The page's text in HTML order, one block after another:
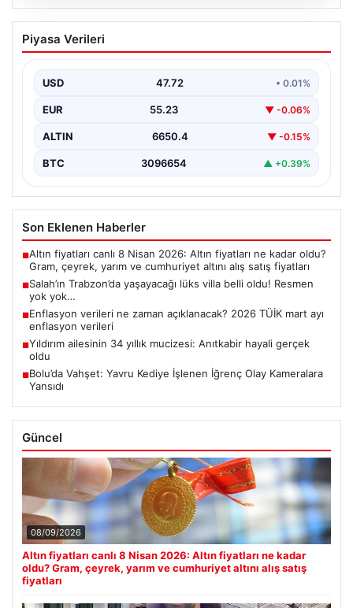
08.08.2026
Salah’ın Trabzon’da yaşayacağı lüks
villa belli oldu! Resmen yok yok…
Piyasa Verileri
USD 47.72 • 0.01%
EUR 55.23 ▼ -0.06%
ALTIN 6650.4 ▼ -0.15%
BTC 3096654 ▲ +0.39%
Son Eklenen Haberler
■Altın fiyatları canlı 8 Nisan 2026: Altın fiyatları ne kadar oldu?
Gram, çeyrek, yarım ve cumhuriyet altını alış satış fiyatları
■Salah’ın Trabzon’da yaşayacağı lüks villa belli oldu! Resmen
yok yok…
■Enflasyon verileri ne zaman açıklanacak? 2026 TÜİK mart ayı
enflasyon verileri
■Yıldırım ailesinin 34 yıllık mucizesi: Anıtkabir hayali gerçek
oldu
■Bolu’da Vahşet: Yavru Kediye İşlenen İğrenç Olay Kameralara
Yansıdı
Güncel
08/09/2026
Altın fiyatları canlı 8 Nisan 2026: Altın fiyatları ne kadar
oldu? Gram, çeyrek, yarım ve cumhuriyet altını alış satış
fiyatları